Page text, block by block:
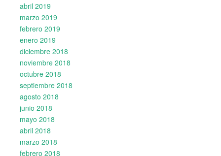
abril 2019
marzo 2019
febrero 2019
enero 2019
diciembre 2018
noviembre 2018
octubre 2018
septiembre 2018
agosto 2018
junio 2018
mayo 2018
abril 2018
marzo 2018
febrero 2018